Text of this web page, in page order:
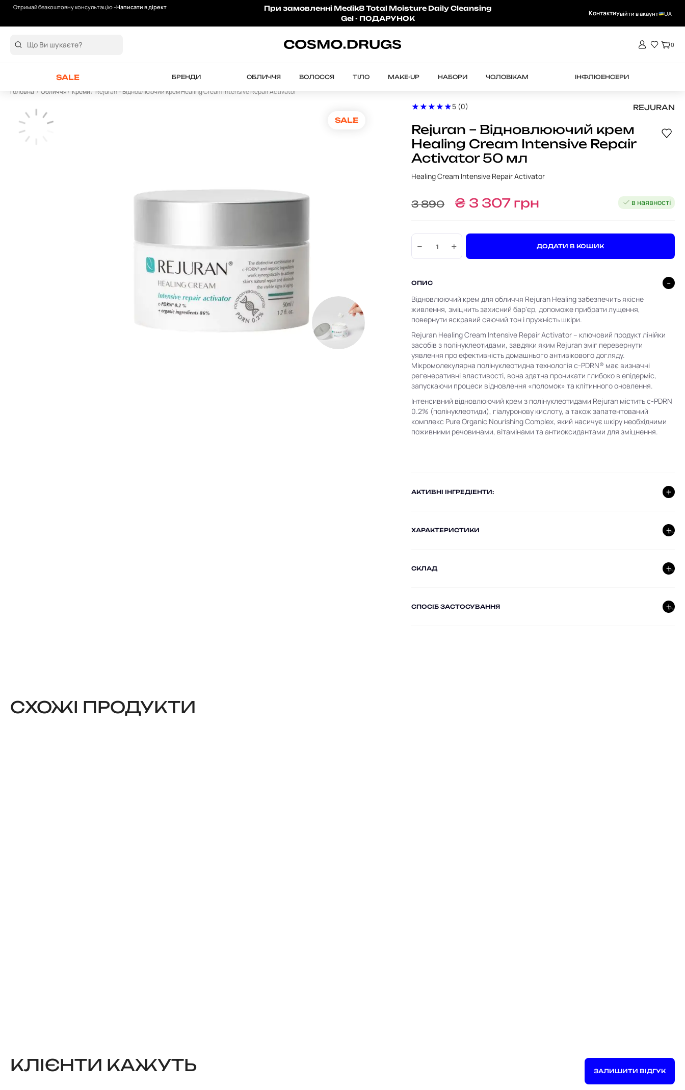
Отримай безкоштовну консультацію -Написати в дірект
Безкоштовна доставка від 2000 грн
При замовленні Medik8 Total Moisture Daily Cleansing
Gel - ПОДАРУНОК
КонтактиУвійти в акаунт UA
0
SALE БРЕНДИ ОБЛИЧЧЯ ВОЛОССЯ ТІЛО MAKE-UP НАБОРИ ЧОЛОВІКАМ ІНФЛЮЕНСЕРИ
Головна Обличчя Креми Rejuran – Відновлюючий крем Healing Cream Intensive Repair Activator
SALE
5 (0) REJURAN
Rejuran – Відновлюючий крем
Healing Cream Intensive Repair
Activator 50 мл
Healing Cream Intensive Repair Activator
3 890 ₴ 3 307 грн в наявності
− + ДОДАТИ В КОШИК
ОПИС
Відновлюючий крем для обличчя Rejuran Healing забезпечить якісне
живлення, зміцнить захисний бар'єр, допоможе прибрати лущення,
повернути яскравий сяючий тон і пружність шкіри.
Rejuran Healing Cream Intensive Repair Activator – ключовий продукт лінійки
засобів з полінуклеотидами, завдяки яким Rejuran зміг перевернути
уявлення про ефективність домашнього антивікового догляду.
Мікромолекулярна полінуклеотидна технологія c-PDRN® має визначні
регенеративні властивості, вона здатна проникати глибоко в епідерміс,
запускаючи процеси відновлення «поломок» та клітинного оновлення.
Інтенсивний відновлюючий крем з полінуклеотидами Rejuran містить c-PDRN
0.2% (полінуклеотиди), гіалуронову кислоту, а також запатентований
комплекс Pure Organic Nourishing Complex, який насичує шкіру необхідними
поживними речовинами, вітамінами та антиоксидантами для зміцнення.
AКТИВНІ ІНГРЕДІЕНТИ:
ХАРАКТЕРИСТИКИ
СКЛАД
СПОСІБ ЗАСТОСУВАННЯ
CХОЖІ ПРОДУКТИ
КЛІЄНТИ КАЖУТЬ ЗАЛИШИТИ ВІДГУК